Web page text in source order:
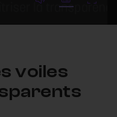
mute video
Subtitles
voiles